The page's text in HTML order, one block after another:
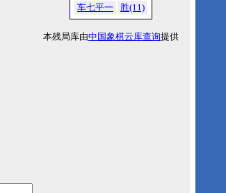
车七平一
胜(11)
本残局库由中国象棋云库查询提供